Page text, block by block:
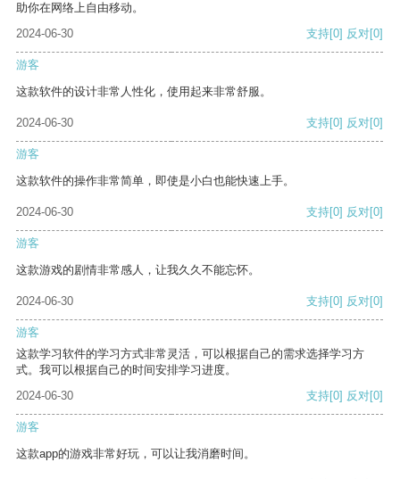
助你在网络上自由移动。
2024-06-30
支持[0] 反对[0]
游客
这款软件的设计非常人性化，使用起来非常舒服。
2024-06-30 支持[0] 反对[0]
游客
这款软件的操作非常简单，即使是小白也能快速上手。
2024-06-30 支持[0] 反对[0]
游客
这款游戏的剧情非常感人，让我久久不能忘怀。
2024-06-30 支持[0] 反对[0]
游客
这款学习软件的学习方式非常灵活，可以根据自己的需求选择学习方
式。我可以根据自己的时间安排学习进度。
2024-06-30
支持[0] 反对[0]
游客
这款app的游戏非常好玩，可以让我消磨时间。